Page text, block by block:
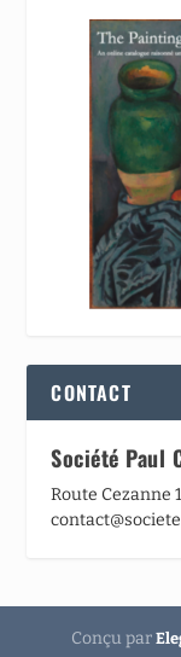
CONTACT
Société Paul
Route Cezanne
Conçu par